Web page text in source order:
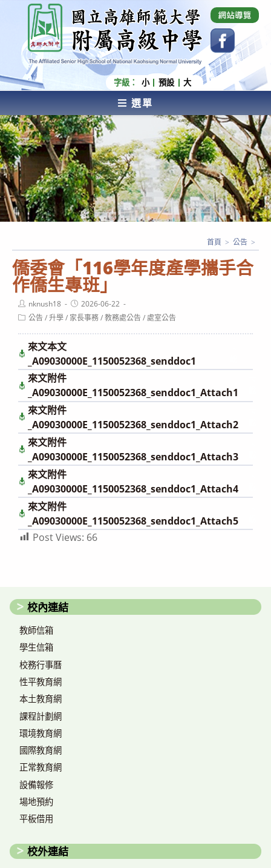
內
容
國立高雄師範大學附屬高級中學 Affiliated Senior
High School of National Kaohsiung Normal
University
字級： 小 預設 大
選單
AFFILIATED SENIOR HIGH SCHOOL OF NATIONAL
KAOHSIUNG NORMAL UNIVERSITY
僑委會「116學年度產學攜手合
作僑生專班」
首頁 > 公告 >
Post
author:
nknush18
Post
published:
2026-06-22
Post公告/升學/ 家長事務/教務處公告/處室公告
來文本文
_A09030000E_1150052368_senddoc1
來文附件
_A09030000E_1150052368_senddoc1_Attach1
來文附件
_A09030000E_1150052368_senddoc1_Attach2
來文附件
_A09030000E_1150052368_senddoc1_Attach3
來文附件
_A09030000E_1150052368_senddoc1_Attach4
來文附件
_A09030000E_1150052368_senddoc1_Attach5
Post Views: 66
校內連結
教師信箱
學生信箱
校務行事曆
性平教育網
本土教育網
課程計劃網
環境教育網
國際教育網
正常教育網
設備報修
場地預約
平板借用
校外連結